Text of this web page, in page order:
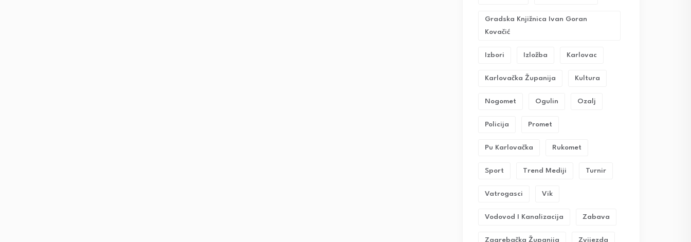
Gradska Knjižnica Ivan Goran
Kovačić
Izbori Izložba Karlovac
Karlovačka Županija Kultura
Nogomet Ogulin Ozalj
Policija Promet
Pu Karlovačka Rukomet
Sport Trend Mediji Turnir
Vatrogasci Vik
Vodovod I Kanalizacija Zabava
Zagrebačka Županija Zvijezda